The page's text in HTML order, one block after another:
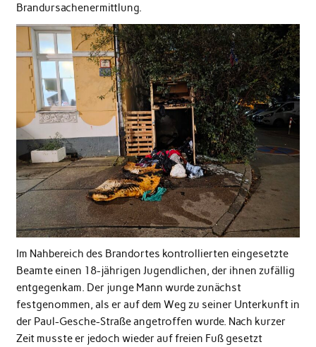
Brandursachenermittlung.
Im Nahbereich des Brandortes kontrollierten eingesetzte
Beamte einen 18-jährigen Jugendlichen, der ihnen zufällig
entgegenkam. Der junge Mann wurde zunächst
festgenommen, als er auf dem Weg zu seiner Unterkunft in
der Paul-Gesche-Straße angetroffen wurde. Nach kurzer
Zeit musste er jedoch wieder auf freien Fuß gesetzt